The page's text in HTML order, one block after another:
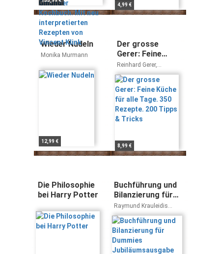
interpretierten
Rezepten von
Vincent Klink
4,99 €
Wieder Nudeln
Monika Murmann
12,99 €
Der grosse
Gerer: Feine
Küche für alle
Tage. 350
Rezepte. 200
Tipps & Tricks
Reinhard Gerer,
Christian Grünwald,
Andreas Wojta
8,99 €
Die Philosophie
bei Harry Potter
Buchführung und
Bilanzierung für
Dummies
Jubiläumsausgabe
Raymund Krauleidis
Michael Griga